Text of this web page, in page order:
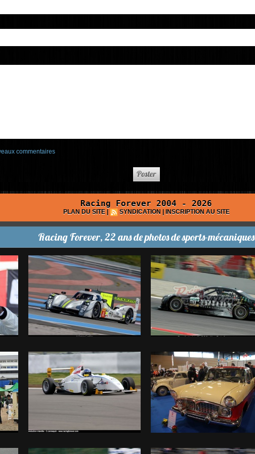
commentaires
Racing Forever 2004 - 2026
PLAN DU SITE | SYNDICATION | INSCRIPTION AU SITE
Racing Forever, 22 ans de photos de sports-mécaniques